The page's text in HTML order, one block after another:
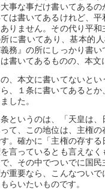
事な事だけ書いてある
は書いてあるけれど、
りません。その代り平
に書いてあり、基本的
務』の所にしっかり書
書いてあるものの、本
の、本文に書いてないと
、１条に書いてあると
した。
条というのは、「天皇は
て、この地位は、主権
。確かに「主権の存す
言っているとも言えな
、その中でついでに国
重要なら、こんなつい
らいたいものです。